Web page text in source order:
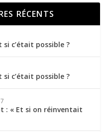
RÉCENTS
si c’était possible ?
si c’était possible ?
: « Et si on réinventait